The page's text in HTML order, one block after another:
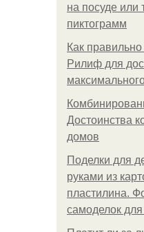
на посуде или
пиктограмм
Как
Рилиф для
Достоинства
домов
Поделки для
руками из
пластилина.
самоделок